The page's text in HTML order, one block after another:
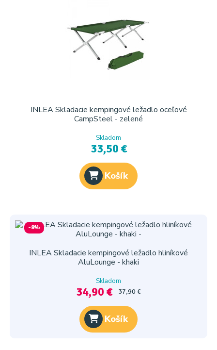
INLEA Skladacie kempingové ležadlo oceľové
CampSteel - zelené
Skladom
33,50 €
Košík
-8%
INLEA Skladacie kempingové ležadlo hliníkové
AluLounge - khaki
Skladom
34,90 € 37,90 €
Košík